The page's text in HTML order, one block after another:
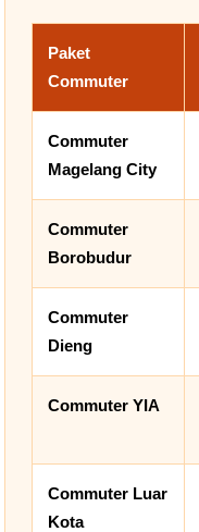
Paket
Commuter
Commuter
Magelang City
Commuter
Borobudur
Commuter
Dieng
Commuter YIA
Commuter Luar
Kota